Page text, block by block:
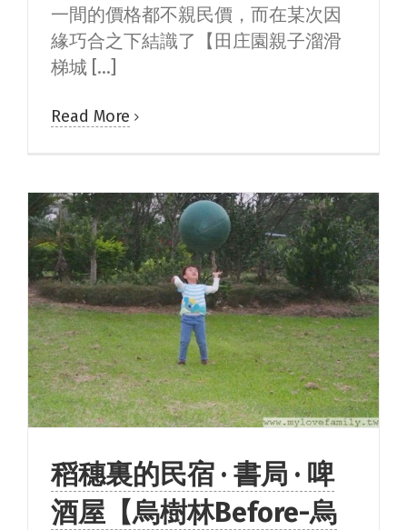
一間的價格都不親民價，而在某次因
緣巧合之下結識了【田庄園親子溜滑
梯城 [...]
Read More
稻穗裏的民宿 · 書局 · 啤
酒屋【烏樹林Before-烏